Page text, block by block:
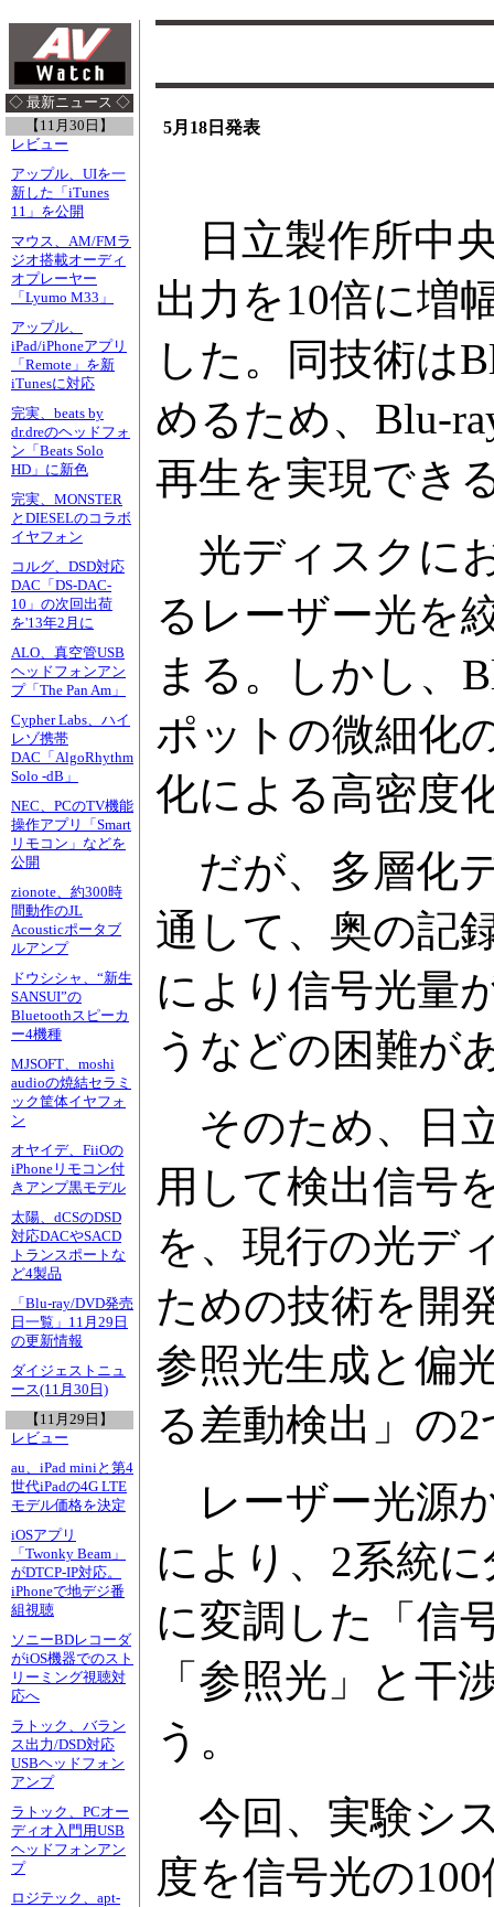
◇ 最新ニュース ◇
【11月30日】
レビュー
アップル、UIを一
新した「iTunes
11」を公開
マウス、AM/FMラ
ジオ搭載オーディ
オプレーヤー
「Lyumo M33」
アップル、
iPad/iPhoneアプリ
「Remote」を新
iTunesに対応
完実、beats by
dr.dreのヘッドフォ
ン「Beats Solo
HD」に新色
完実、MONSTER
とDIESELのコラボ
イヤフォン
コルグ、DSD対応
DAC「DS-DAC-
10」の次回出荷
を'13年2月に
ALO、真空管USB
ヘッドフォンアン
プ「The Pan Am」
Cypher Labs、ハイ
レゾ携帯
DAC「AlgoRhythm
Solo -dB」
NEC、PCのTV機能
操作アプリ「Smart
リモコン」などを
公開
zionote、約300時
間動作のJL
Acousticポータブ
ルアンプ
ドウシシャ、“新生
SANSUI”の
Bluetoothスピーカ
ー4機種
MJSOFT、moshi
audioの焼結セラミ
ック筐体イヤフォ
ン
オヤイデ、FiiOの
iPhoneリモコン付
きアンプ黒モデル
太陽、dCSのDSD
対応DACやSACD
トランスポートな
ど4製品
「Blu-ray/DVD発売
日一覧」11月29日
の更新情報
ダイジェストニュ
ース(11月30日)
【11月29日】
レビュー
au、iPad miniと第4
世代iPadの4G LTE
モデル価格を決定
iOSアプリ
「Twonky Beam」
がDTCP-IP対応。
iPhoneで地デジ番
組視聴
ソニーBDレコーダ
がiOS機器でのスト
リーミング視聴対
応へ
ラトック、バラン
ス出力/DSD対応
USBヘッドフォン
アンプ
ラトック、PCオー
ディオ入門用USB
ヘッドフォンアン
プ
ロジテック、apt-
5月18日発表
日立製作所中
出力を10倍に増
した。同技術は
めるため、Blu-
再生を実現でき
光ディスクに
るレーザー光を
まる。しかし、
ポットの微細化
化による高密度
だが、多層化
通して、奥の記
により信号光量
うなどの困難が
そのため、日
用して検出信号
を、現行の光デ
ための技術を開
参照光生成と偏
る差動検出」の
レーザー光源
により、2系統
に変調した「信
「参照光」と干
う。
今回、実験シ
度を信号光の